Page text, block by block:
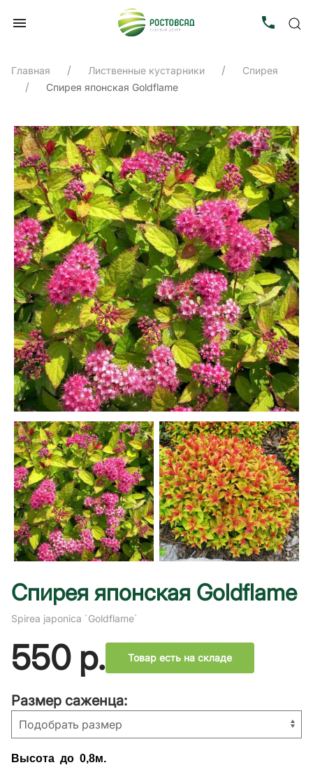
Главная Лиственные кустарники
Спирея
Спирея японская Goldflame
Спирея японская Goldflame
Spirea japonica `Goldflame`
550р. Товар есть на складе
Размер саженца:
Высота до 0,8м.